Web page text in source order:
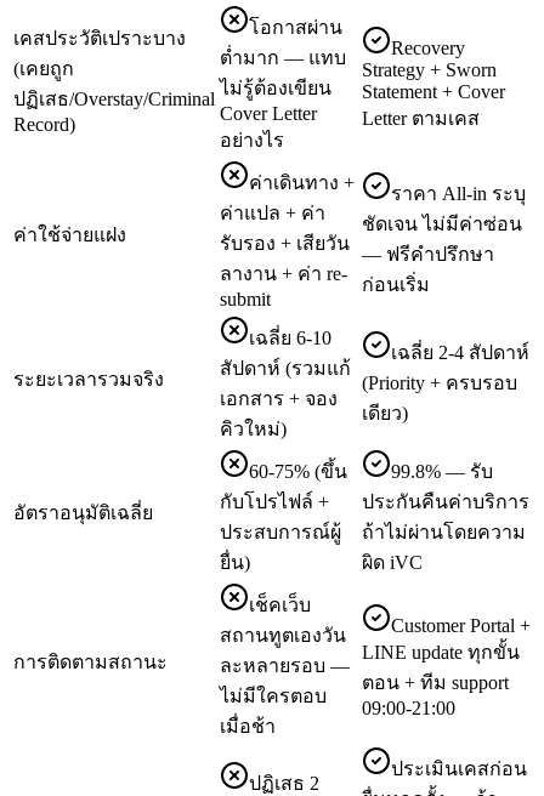
เคสประวัติเปราะบาง
(เคยถูก
ปฏิเสธ/Overstay/Criminal
Record)
โอกาสผ่าน
ต่ำมาก — แทบ
ไม่รู้ต้องเขียน
Cover Letter
อย่างไร
Recovery
Strategy + Sworn
Statement + Cover
Letter ตามเคส
ค่าใช้จ่ายแฝง
ค่าเดินทาง +
ค่าแปล + ค่า
รับรอง + เสียวัน
ลางาน + ค่า re-
submit
ราคา All-in ระบุ
ชัดเจน ไม่มีค่าซ่อน
— ฟรีคำปรึกษา
ก่อนเริ่ม
ระยะเวลารวมจริง
เฉลี่ย 6-10
สัปดาห์ (รวมแก้
เอกสาร + จอง
คิวใหม่)
เฉลี่ย 2-4 สัปดาห์
(Priority + ครบรอบ
เดียว)
อัตราอนุมัติเฉลี่ย
60-75% (ขึ้น
กับโปรไฟล์ +
ประสบการณ์ผู้
ยื่น)
99.8% — รับ
ประกันคืนค่าบริการ
ถ้าไม่ผ่านโดยความ
ผิด iVC
การติดตามสถานะ
เช็คเว็บ
สถานทูตเองวัน
ละหลายรอบ —
ไม่มีใครตอบ
เมื่อช้า
Customer Portal +
LINE update ทุกขั้น
ตอน + ทีม support
09:00-21:00
ปฏิเสธ 2
ประเมินเคสก่อน